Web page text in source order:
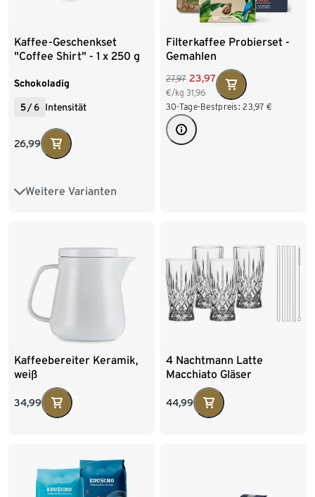
Kaffee-Geschenkset
"Coffee Shirt" - 1 x 250 g
und Coffee Crew T-Shirt
Schokoladig
5/6 Intensität
26,99
Weitere Varianten
L M S XL
Filterkaffee Probierset -
Gemahlen
27,97 23,97
€/kg 31,96
30-Tage-Bestpreis: 23,97 €
Kaffeebereiter Keramik,
weiß
34,99
4 Nachtmann Latte
Macchiato Gläser
»Noblesse«, inkl.
Glastrinkhalmen
44,99